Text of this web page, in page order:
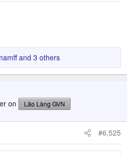
namffand 3 others
on Lão Làng GVN
#6,525